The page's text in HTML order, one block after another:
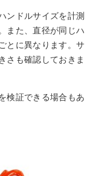
ンドルサイズを計測
また、直径が同じハ
とに異なります。サ
さも確認しておきま
検証できる場合もあ